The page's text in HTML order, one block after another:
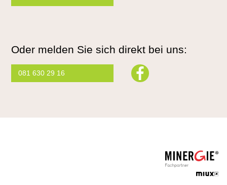
this
Oder melden Sie sich direkt bei uns:
081 630 29 16